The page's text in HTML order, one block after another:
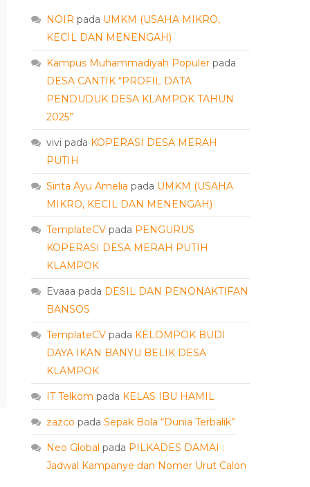
NOIR pada UMKM (USAHA MIKRO,
KECIL DAN MENENGAH)
Kampus Muhammadiyah Populer pada
DESA CANTIK “PROFIL DATA
PENDUDUK DESA KLAMPOK TAHUN
2025”
vivi pada KOPERASI DESA MERAH
PUTIH
Sinta Ayu Amelia pada UMKM (USAHA
MIKRO, KECIL DAN MENENGAH)
TemplateCV pada PENGURUS
KOPERASI DESA MERAH PUTIH
KLAMPOK
Evaaa pada DESIL DAN PENONAKTIFAN
BANSOS
TemplateCV pada KELOMPOK BUDI
DAYA IKAN BANYU BELIK DESA
KLAMPOK
IT Telkom pada KELAS IBU HAMIL
zazco padaSepak Bola “Dunia Terbalik”
Neo Global pada PILKADES DAMAI :
Jadwal Kampanye dan Nomer Urut Calon